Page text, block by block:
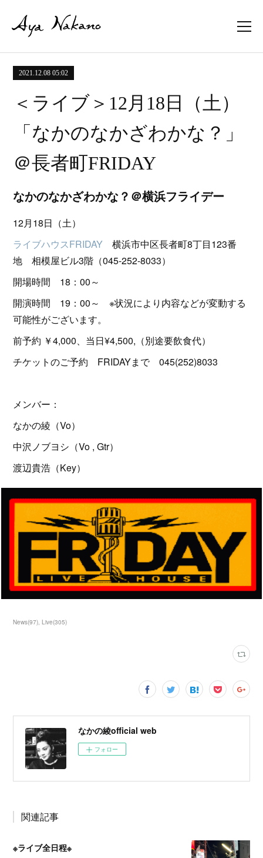
2021.12.08 05:02
＜ライブ＞12月18日（土）
「なかのなかざわかな？」
＠長者町FRIDAY
なかのなかざわかな？＠横浜フライデー
12月18日（土）
ライブハウスFRIDAY 横浜市中区長者町8丁目123番
地 相模屋ビル3階（045-252-8033）
開場時間 18：00～
開演時間 19：00～ ※状況により内容などが変動する
可能性がございます。
前予約 ￥4,000、当日¥4,500,（別途要飲食代）
チケットのご予約 FRIDAYまで 045(252)8033
メンバー：
なかの綾（Vo）
中沢ノブヨシ（Vo , Gtr）
渡辺貴浩（Key）
News(97) Live(305)
なかの綾official web
フォロー
関連記事
※ライブ全日程※